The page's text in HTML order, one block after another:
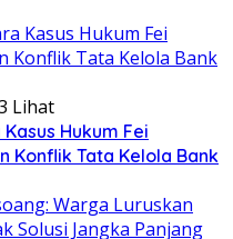
Lihat
Hukum Fei
Konflik Tata Kelola Bank